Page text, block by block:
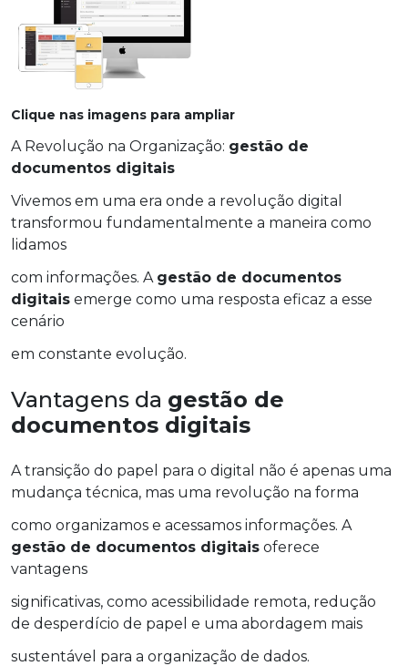
Clique nas imagens para ampliar
A Revolução na Organização: gestão de
documentos digitais
Vivemos em uma era onde a revolução digital
transformou fundamentalmente a maneira como
lidamos
com informações. A gestão de documentos
digitais emerge como uma resposta eficaz a esse
cenário
em constante evolução.
Vantagens da gestão de
documentos digitais
A transição do papel para o digital não é apenas uma
mudança técnica, mas uma revolução na forma
como organizamos e acessamos informações. A
gestão de documentos digitais oferece
vantagens
significativas, como acessibilidade remota, redução
de desperdício de papel e uma abordagem mais
sustentável para a organização de dados.